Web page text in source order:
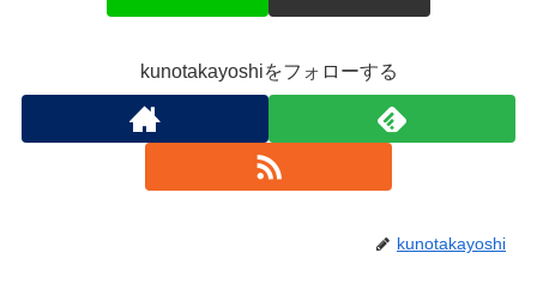
kunotakayoshiをフォローする
kunotakayoshi